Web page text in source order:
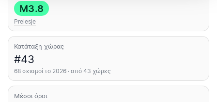
M3.8
Prelesje
Κατάταξη χώρας
#43
68 σεισμοί το 2026 · από 43 χώρες
Μέσοι όροι